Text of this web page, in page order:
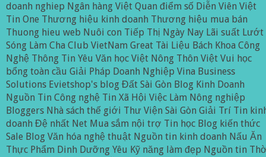
doanh nghiep Ngân hàng Việt Quan điểm số Diễn Viên Việt
Tin One Thương hiệu kinh doanh Thương hiệu mua bán
Thuong hieu web Nuôi con Tiếp Thị Ngày Nay Lãi suất Lướt
Sóng Làm Cha Club VietNam Great Tài Liệu Bách Khoa Công
Nghệ Thông Tin Yêu Văn học Việt Nông Thôn Việt Vui học
bổng toàn cầu Giải Pháp Doanh Nghiệp Vina Business
Solutions Evietshop's blog Đất Sài Gòn Blog Kinh Doanh
Nguồn Tin Công nghệ Tin Xã Hội Việc Làm Nông nghiệp
Bloggers Nhà sách thế giới Thư Viện Sài Gòn Giải Trí Tin
doanh Đệ nhất Net Mua sắm nội trợ Tin học Blog kiến thức
Sale Blog Văn hóa nghệ thuật Nguồn tin kinh doanh Nấu Ăn
Thực Phẩm Dinh Dưỡng Yêu Kỹ năng làm đẹp Nguồn tin